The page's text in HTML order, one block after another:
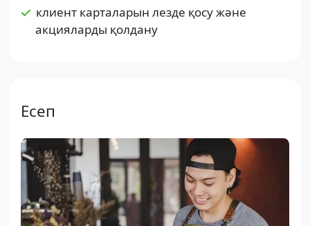
клиент карталарын лезде қосу және
акцияларды қолдану
Есеп